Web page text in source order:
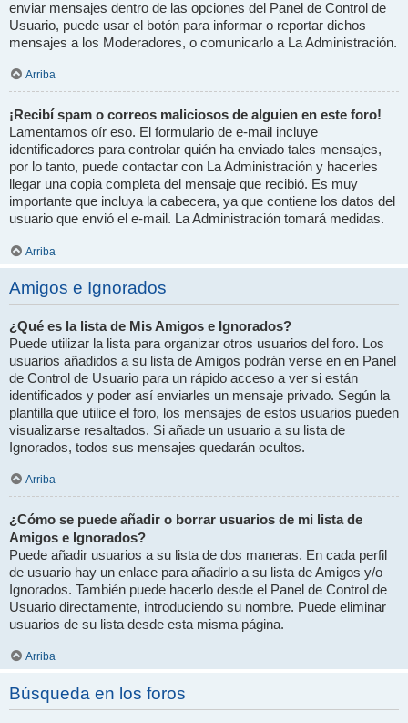
enviar mensajes dentro de las opciones del Panel de Control de
Usuario, puede usar el botón para informar o reportar dichos
mensajes a los Moderadores, o comunicarlo a La Administración.
Arriba
¡Recibí spam o correos maliciosos de alguien en este foro!
Lamentamos oír eso. El formulario de e-mail incluye
identificadores para controlar quién ha enviado tales mensajes,
por lo tanto, puede contactar con La Administración y hacerles
llegar una copia completa del mensaje que recibió. Es muy
importante que incluya la cabecera, ya que contiene los datos del
usuario que envió el e-mail. La Administración tomará medidas.
Arriba
Amigos e Ignorados
¿Qué es la lista de Mis Amigos e Ignorados?
Puede utilizar la lista para organizar otros usuarios del foro. Los
usuarios añadidos a su lista de Amigos podrán verse en en Panel
de Control de Usuario para un rápido acceso a ver si están
identificados y poder así enviarles un mensaje privado. Según la
plantilla que utilice el foro, los mensajes de estos usuarios pueden
visualizarse resaltados. Si añade un usuario a su lista de
Ignorados, todos sus mensajes quedarán ocultos.
Arriba
¿Cómo se puede añadir o borrar usuarios de mi lista de
Amigos e Ignorados?
Puede añadir usuarios a su lista de dos maneras. En cada perfil
de usuario hay un enlace para añadirlo a su lista de Amigos y/o
Ignorados. También puede hacerlo desde el Panel de Control de
Usuario directamente, introduciendo su nombre. Puede eliminar
usuarios de su lista desde esta misma página.
Arriba
Búsqueda en los foros